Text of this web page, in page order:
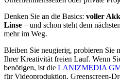
Denken Sie an die Basics: voller
Linse – und schon steht dem
mehr im Weg.
Bleiben Sie neugierig, probieren Sie
Ihrer Kreativität freien Lauf. Wenn
benötigen, ist die LANIZMEDIA
für Videoproduktion, Greenscreen-